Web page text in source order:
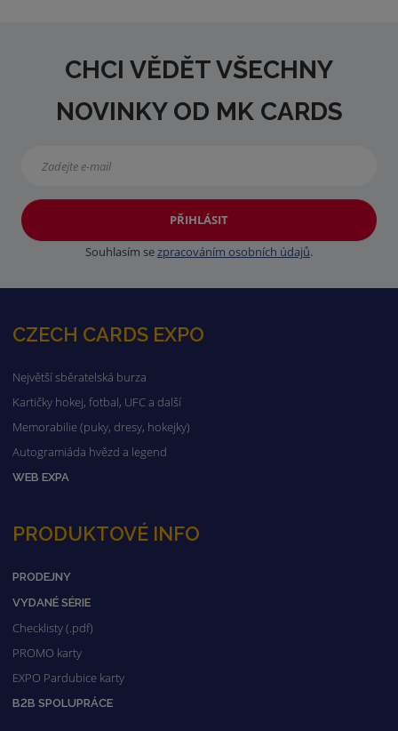
CHCI VĚDĚT VŠECHNY
NOVINKY OD MK CARDS
PŘIHLÁSIT
Souhlasím sezpracováním osobních údajů.
CZECH CARDS EXPO
Největší sběratelská burza
Kartičky hokej, fotbal, UFC a další
Memorabilie (puky, dresy, hokejky)
Autogramiáda hvězd a legend
WEB EXPA
PRODUKTOVÉ INFO
PRODEJNY
VYDANÉ SÉRIE
Checklisty (.pdf)
PROMO karty
EXPO Pardubice karty
B2B SPOLUPRÁCE